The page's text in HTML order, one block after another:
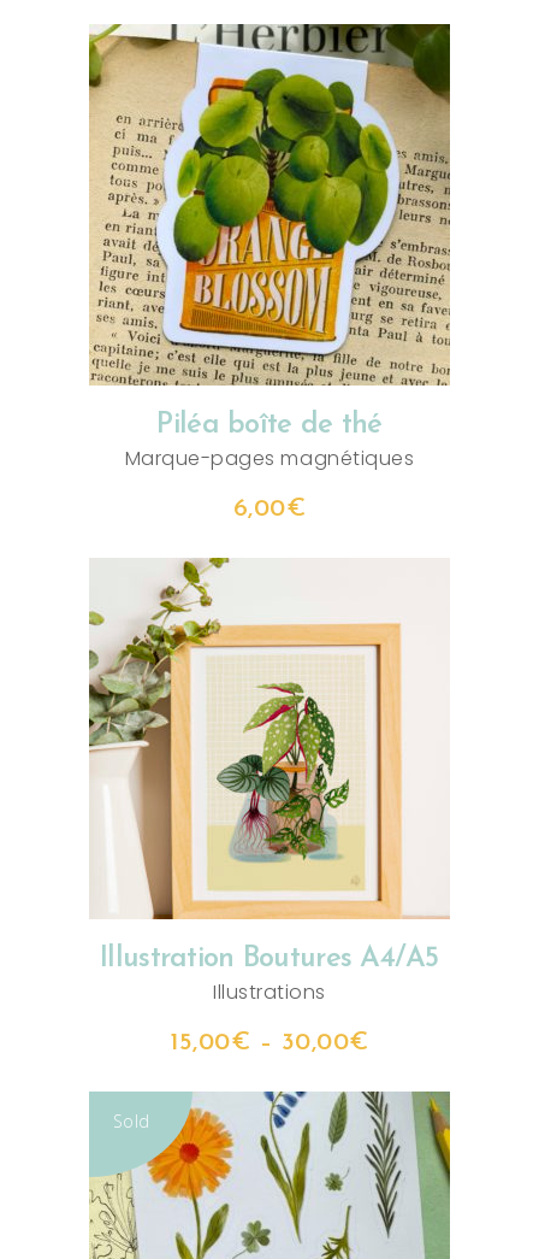
AJOUTER AU PANIER
Piléa boîte de thé
Marque-pages magnétiques
6,00€
CHOIX DES OPTIONS
Illustration Boutures A4/A5
Illustrations
15,00€ – 30,00€
Sold